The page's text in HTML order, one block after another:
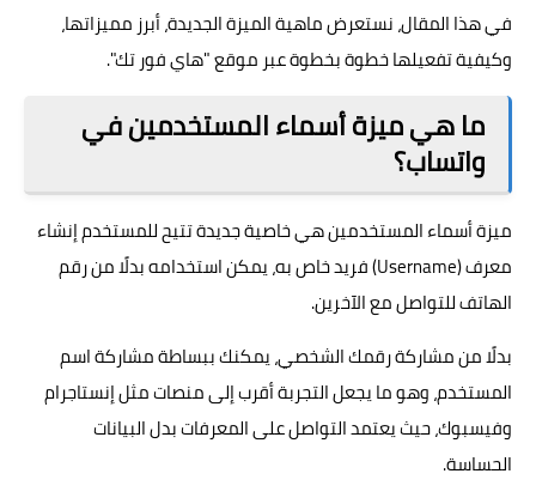
في هذا المقال، نستعرض ماهية الميزة الجديدة، أبرز مميزاتها،
وكيفية تفعيلها خطوة بخطوة عبر موقع "هاي فور تك".
ما هي ميزة أسماء المستخدمين في
واتساب؟
ميزة أسماء المستخدمين هي خاصية جديدة تتيح للمستخدم إنشاء
معرف (Username) فريد خاص به، يمكن استخدامه بدلًا من رقم
الهاتف للتواصل مع الآخرين.
بدلًا من مشاركة رقمك الشخصي، يمكنك ببساطة مشاركة اسم
المستخدم، وهو ما يجعل التجربة أقرب إلى منصات مثل إنستاجرام
وفيسبوك، حيث يعتمد التواصل على المعرفات بدل البيانات
الحساسة.